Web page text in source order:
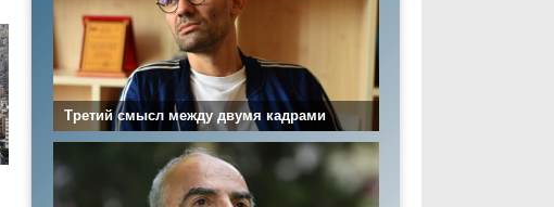
Третий смысл между двумя кадрами